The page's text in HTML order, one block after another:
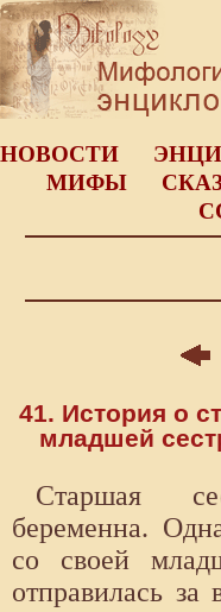
НОВОСТИ
МИФЫ
41. История о
младшей
Старшая
беременна.
со своей
отправилась